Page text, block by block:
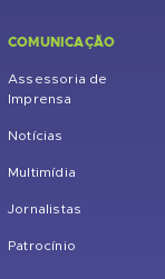
COMUNICAÇÃO
Assessoria de
Imprensa
Notícias
Multimídia
Jornalistas
Patrocínio